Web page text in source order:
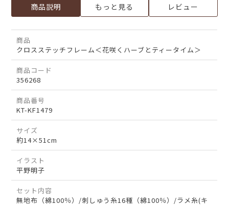
商品説明 もっと見る レビュー
商品
クロスステッチフレーム＜花咲くハーブとティータイム＞
商品コード
356268
商品番号
KT-KF1479
サイズ
約14×51cm
イラスト
平野明子
セット内容
無地布（綿100％）/刺しゅう糸16種（綿100％）/ラメ糸(キ